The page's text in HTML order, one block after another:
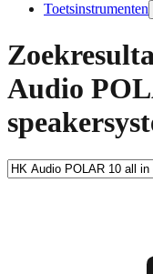
Toetsinstrumenten
Audio